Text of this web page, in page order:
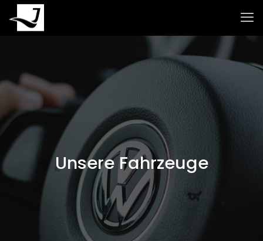
Unsere Fahrzeuge